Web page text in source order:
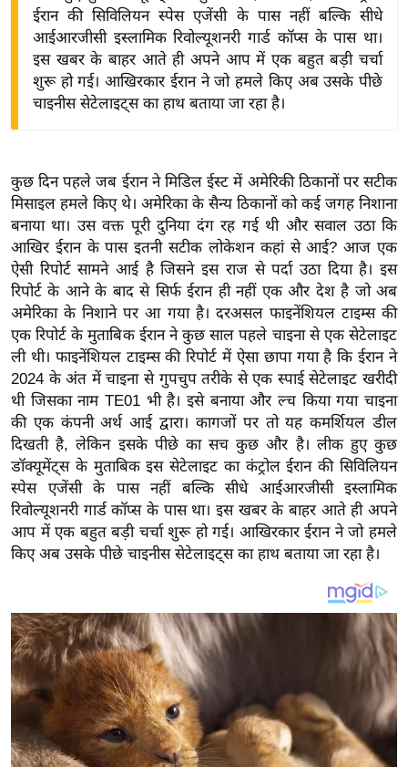
द्यो
वि
शे
ष
ज्ञ
रा
य
ब
ज
ट
खे
ल
क्रि
के
ट
I
P
0
2
6
क्रा
इ
म
ईरान की सिविलियन स्पेस एजेंसी के पास नहीं बल्कि सीधे
आईआरजीसी इस्लामिक रिवोल्यूशनरी गार्ड कॉप्स के पास था।
इस खबर के बाहर आते ही अपने आप में एक बहुत बड़ी चर्चा
शुरू हो गई। आखिरकार ईरान ने जो हमले किए अब उसके पीछे
चाइनीस सेटेलाइट्स का हाथ बताया जा रहा है।
कुछ दिन पहले जब ईरान ने मिडिल ईस्ट में अमेरिकी ठिकानों पर सटीक
मिसाइल हमले किए थे। अमेरिका के सैन्य ठिकानों को कई जगह निशाना
बनाया था। उस वक्त पूरी दुनिया दंग रह गई थी और सवाल उठा कि
आखिर ईरान के पास इतनी सटीक लोकेशन कहां से आई? आज एक
ऐसी रिपोर्ट सामने आई है जिसने इस राज से पर्दा उठा दिया है। इस
रिपोर्ट के आने के बाद से सिर्फ ईरान ही नहीं एक और देश है जो अब
अमेरिका के निशाने पर आ गया है। दरअसल फाइनेंशियल टाइम्स की
एक रिपोर्ट के मुताबिक ईरान ने कुछ साल पहले चाइना से एक सेटेलाइट
ली थी। फाइनेंशियल टाइम्स की रिपोर्ट में ऐसा छापा गया है कि ईरान ने
2024 के अंत में चाइना से गुपचुप तरीके से एक स्पाई सेटेलाइट खरीदी
थी जिसका नाम TE01 भी है। इसे बनाया और ल्च किया गया चाइना
की एक कंपनी अर्थ आई द्वारा। कागजों पर तो यह कमर्शियल डील
दिखती है, लेकिन इसके पीछे का सच कुछ और है। लीक हुए कुछ
डॉक्यूमेंट्स के मुताबिक इस सेटेलाइट का कंट्रोल ईरान की सिविलियन
स्पेस एजेंसी के पास नहीं बल्कि सीधे आईआरजीसी इस्लामिक
रिवोल्यूशनरी गार्ड कॉप्स के पास था। इस खबर के बाहर आते ही अपने
आप में एक बहुत बड़ी चर्चा शुरू हो गई। आखिरकार ईरान ने जो हमले
किए अब उसके पीछे चाइनीस सेटेलाइट्स का हाथ बताया जा रहा है।